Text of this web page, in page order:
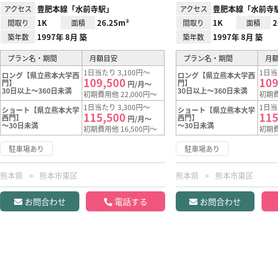
アクセス 豊肥本線「水前寺駅」
間取り 1K 面積 26.25m²
築年数 1997年 8月 築
プラン名・期間
月額目安
ロング【県立熊本大学西
門】
30日以上～360日未満
1日当たり 3,100円～
109,500 円/月～
初期費用他 22,000円～
ショート【県立熊本大学
西門】
～30日未満
1日当たり 3,300円～
115,500 円/月～
初期費用他 16,500円～
駐車場あり
熊本県 熊本市東区
お問合わせ 電話する
アクセス 豊肥本線「水前寺
間取り 1K 面積
築年数 1997年 8月 築
プラン名・期間
月
ロング【県立熊本大学西
門】
30日以上～360日未満
1日
初期
ショート【県立熊本大学
西門】
～30日未満
1日
初期
駐車場あり
熊本県 熊本市東区
お問合わせ